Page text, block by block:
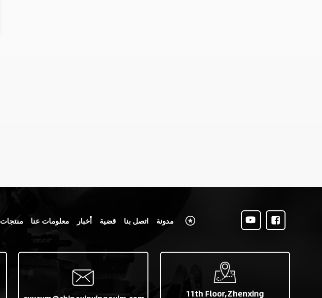
منتجات معلومات عنا أخبار قضية اتصل بنا مدونة
11th Floor,Zhenxing